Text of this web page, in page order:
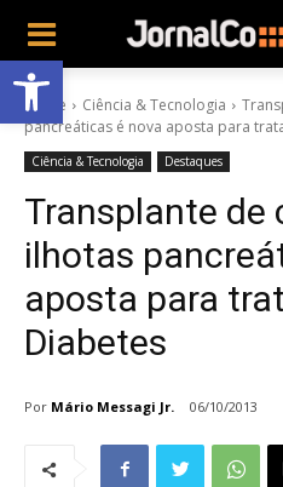
Abrir a barra de ferramentas
Home Ciência & Tecnologia
pancreáticas é nova aposta para
Ciência & Tecnologia Destaques
Transplante de
ilhotas
aposta para
Diabetes
Por Mário Messagi Jr. 06/10/2013